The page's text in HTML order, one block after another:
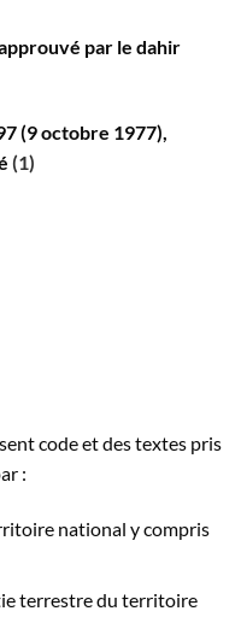
par le dahir
(9 octobre 1977),
(1)
code et des textes pris
:
national y compris
terrestre du territoire